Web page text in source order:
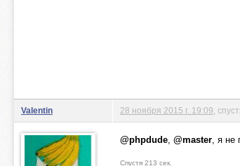
Valentin 28 ноября 2015 г. 19:09 ,
@phpdude, @master, я не
Спустя 213 сек.